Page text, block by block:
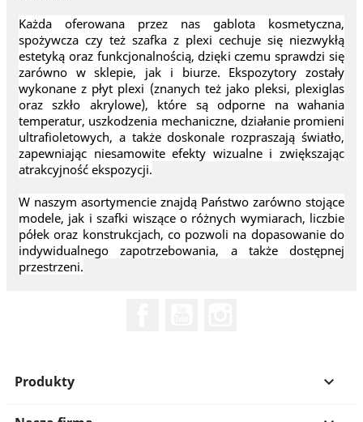
Każda oferowana przez nas gablota kosmetyczna,
spożywcza czy też szafka z plexi cechuje się niezwykłą
estetyką oraz funkcjonalnością, dzięki czemu sprawdzi się
zarówno w sklepie, jak i biurze. Ekspozytory zostały
wykonane z płyt plexi (znanych też jako pleksi, plexiglas
oraz szkło akrylowe), które są odporne na wahania
temperatur, uszkodzenia mechaniczne, działanie promieni
ultrafioletowych, a także doskonale rozpraszają światło,
zapewniając niesamowite efekty wizualne i zwiększając
atrakcyjność ekspozycji.
W naszym asortymencie znajdą Państwo zarówno stojące
modele, jak i szafki wiszące o różnych wymiarach, liczbie
półek oraz konstrukcjach, co pozwoli na dopasowanie do
indywidualnego zapotrzebowania, a także dostępnej
przestrzeni.
Produkty 